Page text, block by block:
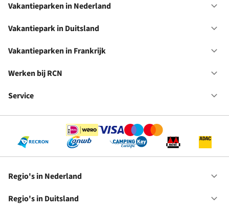
Vakantieparken in Nederland
Vakantiepark in Duitsland
Vakantieparken in Frankrijk
Werken bij RCN
Service
Regio's in Nederland
Regio's in Duitsland